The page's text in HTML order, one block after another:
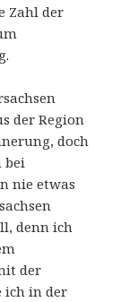
Zahl der
der Region
doch
bei
nie etwas
denn ich
der
ich in der